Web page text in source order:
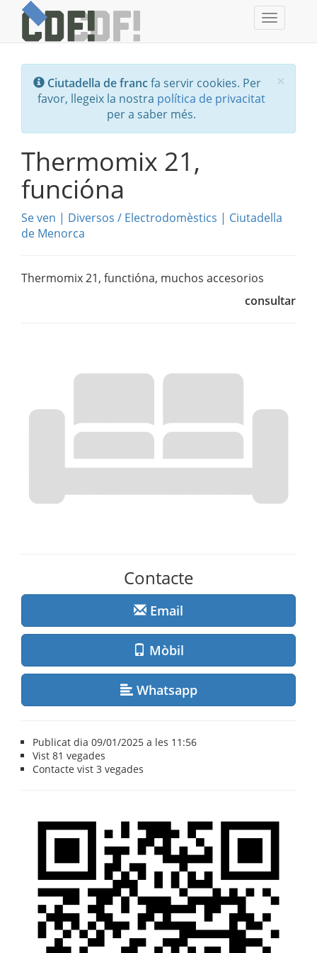
Toggle
×
Ciutadella de francfa servir cookies. Per
favor, llegeix la nostra política de privacitat
per a saber més.
Thermomix 21,
funcióna
Se ven | Diversos / Electrodomèstics | Ciutadella
de Menorca
Thermomix 21, functióna, muchos accesorios
consultar
Contacte
Email
Mòbil
Whatsapp
Publicat dia 09/01/2025 a les 11:56
Vist81 vegades
Contacte vist3 vegades